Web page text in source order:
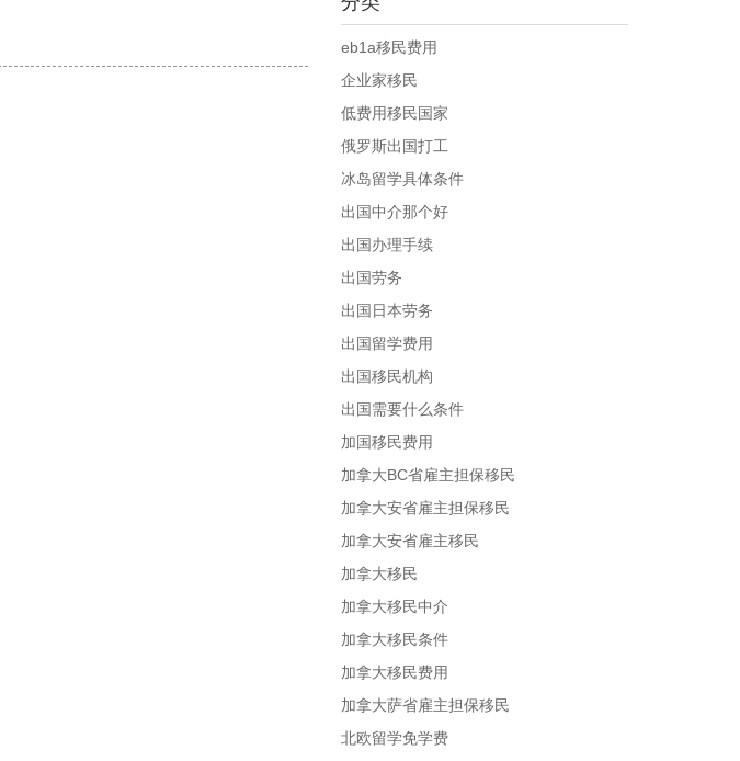
eb1a移民费用
企业家移民
低费用移民国家
俄罗斯出国打工
冰岛留学具体条件
出国中介那个好
出国办理手续
出国劳务
出国日本劳务
出国留学费用
出国移民机构
出国需要什么条件
加国移民费用
加拿大BC省雇主担保移民
加拿大安省雇主担保移民
加拿大安省雇主移民
加拿大移民
加拿大移民中介
加拿大移民条件
加拿大移民费用
加拿大萨省雇主担保移民
北欧留学免学费